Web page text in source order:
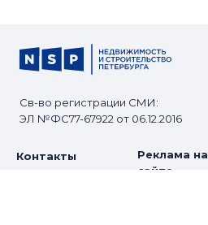
Св-во регистрации СМИ:
ЭЛ №ФС77-67922 от 06.12.2016
Контакты
Реклама на
сайте